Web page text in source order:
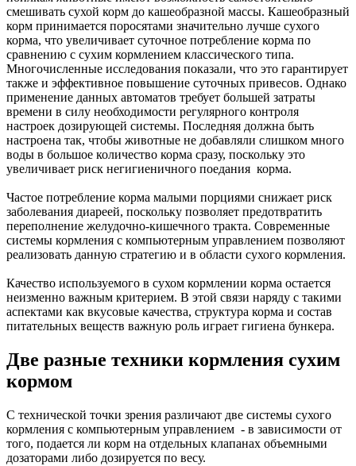
смешивать сухой корм до кашеобразной массы. Кашеобразный
корм принимается поросятами значительно лучше сухого
корма, что увеличивает суточное потребление корма по
сравнению с сухим кормлением классического типа.
Многочисленные исследования показали, что это гарантирует
также и эффективное повышение суточных привесов. Однако
применение данных автоматов требует большей затраты
времени в силу необходимости регулярного контроля
настроек дозирующей системы. Последняя должна быть
настроена так, чтобы животные не добавляли слишком много
воды в большое количество корма сразу, поскольку это
увеличивает риск негигиеничного поедания корма.
Частое потребление корма малыми порциями снижает риск
заболевания диареей, поскольку позволяет предотвратить
переполнение желудочно-кишечного тракта. Современные
системы кормления с компьютерным управлением позволяют
реализовать данную стратегию и в области сухого кормления.
Качество используемого в сухом кормлении корма остается
неизменно важным критерием. В этой связи наряду с такими
аспектами как вкусовые качества, структура корма и состав
питательных веществ важную роль играет гигиена бункера.
Две разные техники кормления сухим
кормом
С технической точки зрения различают две системы сухого
кормления с компьютерным управлением - в зависимости от
того, подается ли корм на отдельных клапанах объемными
дозаторами либо дозируется по весу.